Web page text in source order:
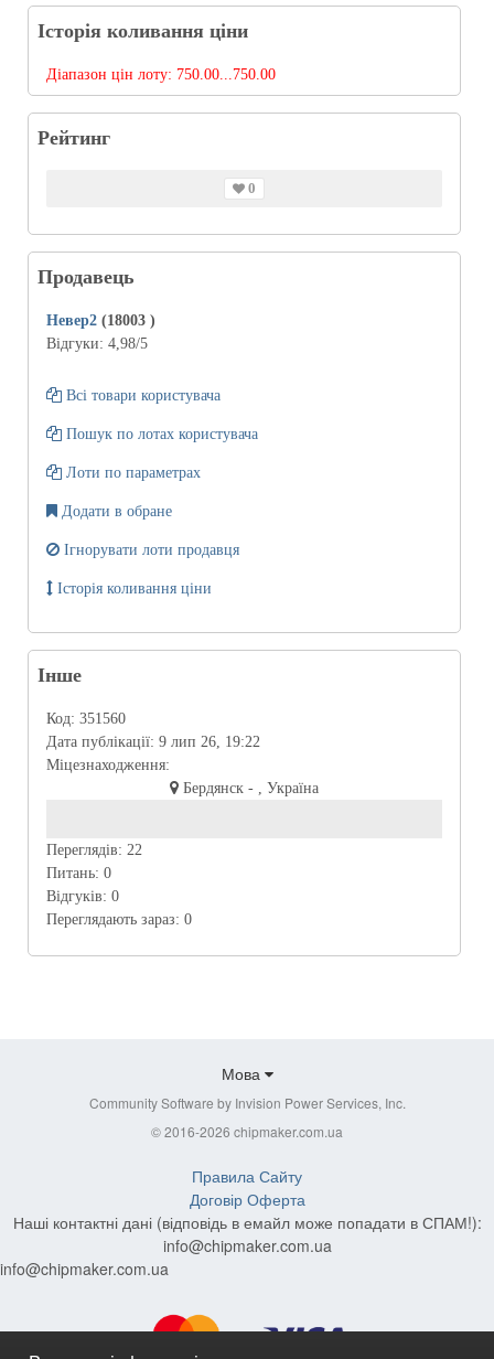
Історія коливання ціни
Діапазон цін лоту: 750.00...750.00
Рейтинг
0
Продавець
Невер2 (18003 )
Відгуки: 4,98/5
Всі товари користувача
Пошук по лотах користувача
Лоти по параметрах
Додати в обране
Ігнорувати лоти продавця
Історія коливання ціни
Інше
Код: 351560
Дата публікації: 9 лип 26, 19:22
Міцезнаходження:
Бердянск - , Україна
Переглядів: 22
Питань: 0
Відгуків: 0
Переглядають зараз: 0
Мова
Community Software by Invision Power Services, Inc.
© 2016-2026 chipmaker.com.ua
Правила Сайту
Договір Оферта
Наші контактні дані (відповідь в емайл може попадати в СПАМ!):
info@chipmaker.com.ua
info@chipmaker.com.ua